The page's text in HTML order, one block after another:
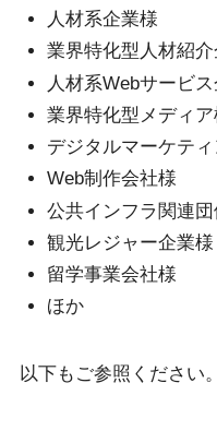
人材系企業様
業界特化型人材紹
人材系Webサービ
業界特化型メディア
デジタルマーケテ
Web制作会社様
公共インフラ関連団
観光レジャー企業様
留学事業会社様
ほか
以下もご参照ください。